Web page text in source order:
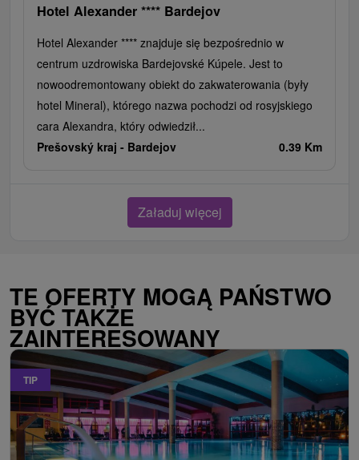
Hotel Alexander **** Bardejov
Hotel Alexander **** znajduje się bezpośrednio w
centrum uzdrowiska Bardejovské Kúpele. Jest to
nowoodremontowany obiekt do zakwaterowania (były
hotel Mineral), którego nazwa pochodzi od rosyjskiego
cara Alexandra, który odwiedził...
Prešovský kraj - Bardejov 0.39 Km
Załaduj więcej
TE OFERTY MOGĄ PAŃSTWO
BYĆ TAKŻE
ZAINTERESOWANY
TIP